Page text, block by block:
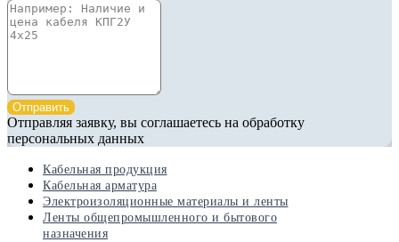
Отправить
Отправляя заявку, вы соглашаетесь на обработку
персональных данных
Кабельная продукция
Кабельная арматура
Электроизоляционные материалы и ленты
Ленты общепромышленного и бытового
назначения